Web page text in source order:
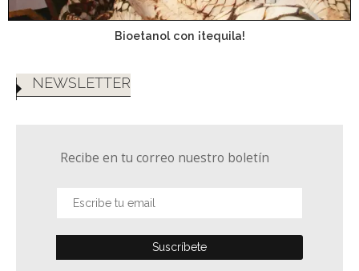
Bioetanol con ¡tequila!
NEWSLETTER
Recibe en tu correo nuestro boletín